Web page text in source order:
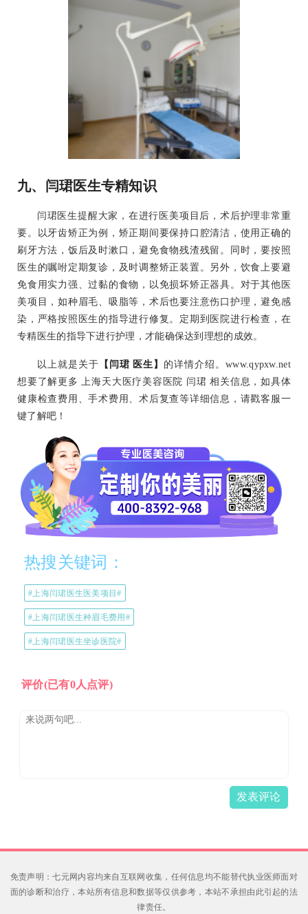
九、闫珺医生专精知识
闫珺医生提醒大家，在进行医美项目后，术后护理非常重
要。以牙齿矫正为例，矫正期间要保持口腔清洁，使用正确的
刷牙方法，饭后及时漱口，避免食物残渣残留。同时，要按照
医生的嘱咐定期复诊，及时调整矫正装置。另外，饮食上要避
免食用实力强、过黏的食物，以免损坏矫正器具。对于其他医
美项目，如种眉毛、吸脂等，术后也要注意伤口护理，避免感
染，严格按照医生的指导进行修复。定期到医院进行检查，在
专精医生的指导下进行护理，才能确保达到理想的成效。
以上就是关于 【闫珺 医生】 的详情介绍。www.qypxw.net
想要了解更多 上海天大医疗美容医院 闫珺 相关信息，如具体
健康检查费用、手术费用、术后复查等详细信息，请戳客服一
键了解吧！
热搜关键词：
#上海闫珺医生医美项目#
#上海闫珺医生种眉毛费用#
#上海闫珺医生坐诊医院#
评价(已有0人点评)
发表评论
免责声明：七元网内容均来自互联网收集，任何信息均不能替代执业医师面对
面的诊断和治疗，本站所有信息和数据等仅供参考，本站不承担由此引起的法
律责任。